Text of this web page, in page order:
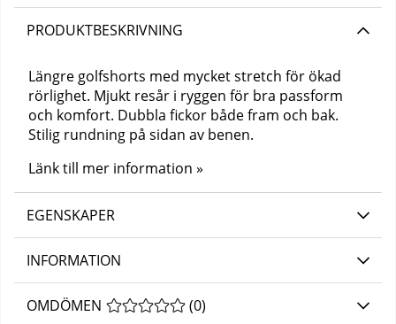
PRODUKTBESKRIVNING
Längre golfshorts med mycket stretch för ökad
rörlighet. Mjukt resår i ryggen för bra passform
och komfort. Dubbla fickor både fram och bak.
Stilig rundning på sidan av benen.
Länk till mer information »
EGENSKAPER
INFORMATION
OMDÖMEN MEDELBETYG 0 AV 5 ANTAL BETYG 0
(0)